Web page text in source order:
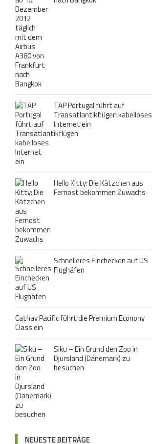
TAP Portugal führt auf
Transatlantikflügen kabelloses
Internet ein
Hello Kitty: Die Kätzchen aus
Fernost bekommen Zuwachs
Schnelleres Einchecken auf US
Flughäfen
Cathay Pacific führt die Premium Econony
Class ein
Siku – Ein Grund den Zoo in
Djursland (Dänemark) zu
besuchen
NEUESTE BEITRÄGE